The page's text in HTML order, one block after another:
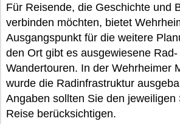
Für Reisende, die Geschichte und
verbinden möchten, bietet
Ausgangspunkt für die weitere
den Ort gibt es ausgewiesene Rad-
Wandertouren. In der Wehrheimer
wurde die Radinfrastruktur
Angaben sollten Sie den jeweiligen
Reise berücksichtigen.